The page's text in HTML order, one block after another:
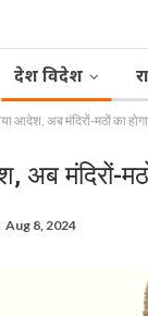
देश विदेश
आदेश, अब मंदिरों-मठों का
अब मंदिरों-
Aug 8, 2024